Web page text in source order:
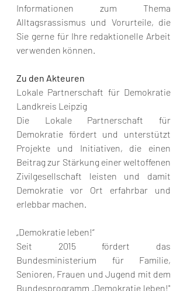
Informationen zum Thema
Alltagsrassismus und Vorurteile, die
Sie gerne für Ihre redaktionelle Arbeit
verwenden können.
Zu den Akteuren
Lokale Partnerschaft für Demokratie
Landkreis Leipzig
Die Lokale Partnerschaft für
Demokratie fördert und unterstützt
Projekte und Initiativen, die einen
Beitrag zur Stärkung einer weltoffenen
Zivilgesellschaft leisten und damit
Demokratie vor Ort erfahrbar und
erlebbar machen.
„Demokratie leben!“
Seit 2015 fördert das
Bundesministerium für Familie,
Senioren, Frauen und Jugend mit dem
Bundesprogramm „Demokratie leben!"